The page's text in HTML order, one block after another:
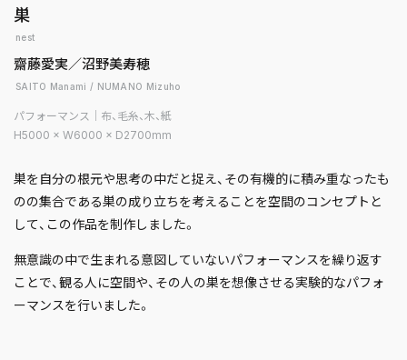
巣
nest
齋藤愛実／沼野美寿穂
SAITO Manami / NUMANO Mizuho
パフォーマンス｜布、毛糸、木、紙
H5000 × W6000 × D2700mm
巣を自分の根元や思考の中だと捉え、その有機的に積み重なったも
のの集合である巣の成り立ちを考えることを空間のコンセプトと
して、この作品を制作しました。
無意識の中で生まれる意図していないパフォーマンスを繰り返す
ことで、観る人に空間や、その人の巣を想像させる実験的なパフォ
ーマンスを行いました。